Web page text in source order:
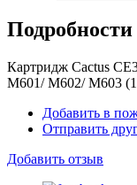
Подробности
Картридж Cactus
M601/ M602/ M603
Добавить в
Отправить
Добавить отзыв